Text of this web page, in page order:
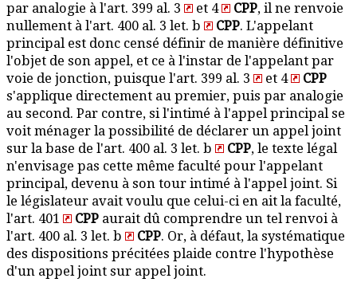
par analogie à l'art. 399 al. 3
et 4 CPP, il ne renvoie
nullement à l'art. 400 al. 3 let. b
CPP. L'appelant
principal est donc censé définir de manière définitive
l'objet de son appel, et ce à l'instar de l'appelant par
voie de jonction, puisque l'art. 399 al. 3
et 4
CPP
s'applique directement au premier, puis par analogie
au second. Par contre, si l'intimé à l'appel principal se
voit ménager la possibilité de déclarer un appel joint
sur la base de l'art. 400 al. 3 let. b
CPP, le texte légal
n'envisage pas cette même faculté pour l'appelant
principal, devenu à son tour intimé à l'appel joint. Si
le législateur avait voulu que celui-ci en ait la faculté,
l'art. 401
CPP aurait dû comprendre un tel renvoi à
l'art. 400 al. 3 let. b
CPP. Or, à défaut, la systématique
des dispositions précitées plaide contre l'hypothèse
d'un appel joint sur appel joint.